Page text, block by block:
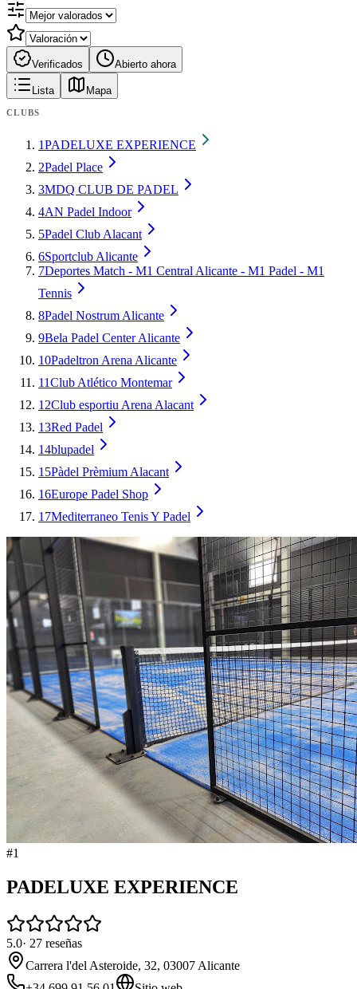
Verificados Abierto ahora
Lista Mapa
CLUBS
1PADELUXE EXPERIENCE
2Padel Place
3MDQ CLUB DE PADEL
4AN Padel Indoor
5Padel Club Alacant
6Sportclub Alicante
7Deportes Match - M1 Central Alicante - M1 Padel - M1
Tennis
8Padel Nostrum Alicante
9Bela Padel Center Alicante
10Padeltron Arena Alicante
11Club Atlético Montemar
12Club esportiu Arena Alacant
13Red Padel
14blupadel
15Pàdel Prèmium Alacant
16Europe Padel Shop
17Mediterraneo Tenis Y Padel
#1
PADELUXE EXPERIENCE
5.0· 27 reseñas
Carrera l'del Asteroide, 32, 03007 Alicante